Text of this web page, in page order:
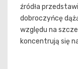
źródła
dobroczyńcę
względu na
koncentrują się